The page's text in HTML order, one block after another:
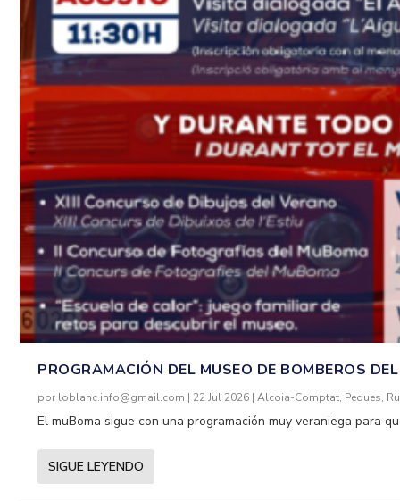
PROGRAMACIÓN DEL MUSEO DE BOMBEROS
por loblanc.info@gmail.com | 22 Jul 2026 |Alcoia-Comptat, Peques,
El muBoma sigue con una programación muy veraniega para
SIGUE LEYENDO